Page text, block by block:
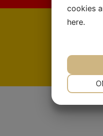
cookies
here.